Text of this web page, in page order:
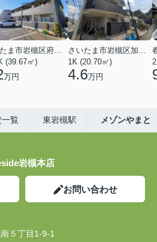
(39.67㎡)
万円
1K (20.70㎡)
4.6万円
一覧 東岩槻駅 メゾンやまと
岩槻本店
お問い合わせ
５丁目1-9-1